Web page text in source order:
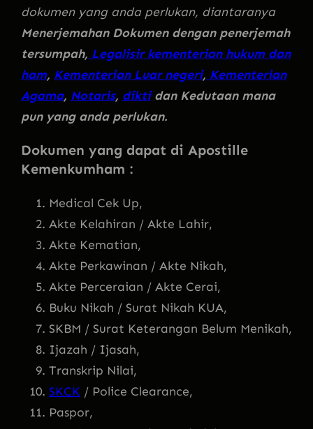
dokumen yang anda perlukan, diantaranya
Menerjemahan Dokumen dengan penerjemah
tersumpah, Legalisir kementerian hukum dan
ham, Kementerian Luar negeri, Kementerian
Agama, Notaris, diktidan Kedutaan mana
pun yang anda perlukan.
Dokumen yang dapat di Apostille
Kemenkumham :
Medical Cek Up,
Akte Kelahiran / Akte Lahir,
Akte Kematian,
Akte Perkawinan / Akte Nikah,
Akte Perceraian / Akte Cerai,
Buku Nikah / Surat Nikah KUA,
SKBM / Surat Keterangan Belum Menikah,
Ijazah / Ijasah,
Transkrip Nilai,
SKCK / Police Clearance,
Paspor,